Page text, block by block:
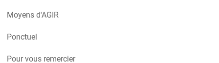
Moyens d'AGIR
Ponctuel
Pour vous remercier